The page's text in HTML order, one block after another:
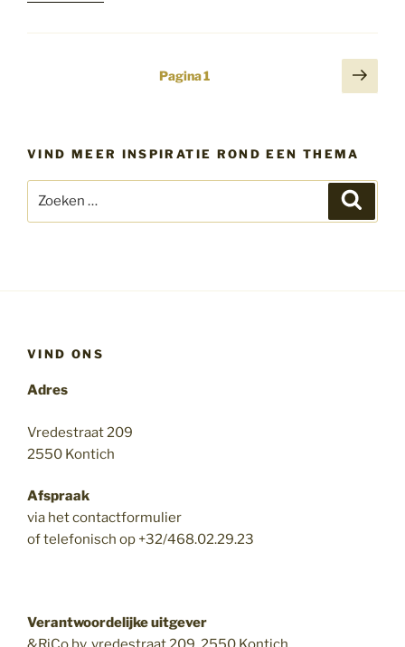
in
Pagina1
VIND MEER INSPIRATIE ROND EEN THEMA
naar:
VIND ONS
Adres
Vredestraat 209
2550 Kontich
Afspraak
via het contactformulier
of telefonisch op +32/468.02.29.23
Verantwoordelijke uitgever